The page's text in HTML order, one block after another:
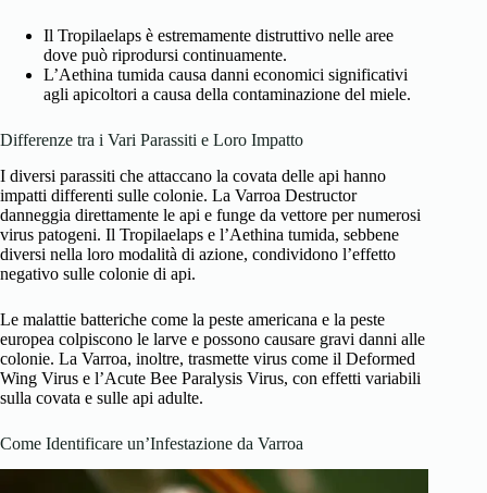
Il Tropilaelaps è estremamente distruttivo nelle aree
dove può riprodursi continuamente.
L’Aethina tumida causa danni economici significativi
agli apicoltori a causa della contaminazione del miele.
Differenze tra i Vari Parassiti e Loro Impatto
I diversi parassiti che attaccano la covata delle api hanno
impatti differenti sulle colonie. La Varroa Destructor
danneggia direttamente le api e funge da vettore per numerosi
virus patogeni. Il Tropilaelaps e l’Aethina tumida, sebbene
diversi nella loro modalità di azione, condividono l’effetto
negativo sulle colonie di api.
Le malattie batteriche come la peste americana e la peste
europea colpiscono le larve e possono causare gravi danni alle
colonie. La Varroa, inoltre, trasmette virus come il Deformed
Wing Virus e l’Acute Bee Paralysis Virus, con effetti variabili
sulla covata e sulle api adulte.
Come Identificare un’Infestazione da Varroa